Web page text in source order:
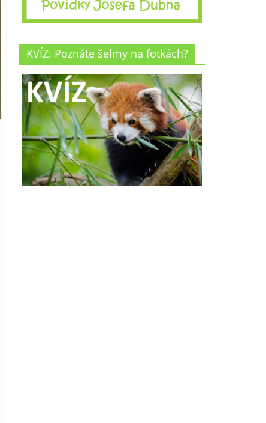
KVÍZ: Poznáte šelmy na fotkách?